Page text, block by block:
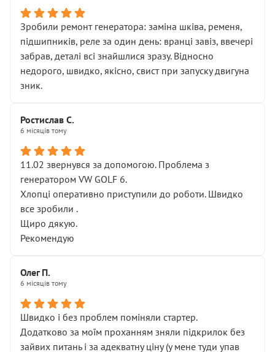
Зробили ремонт генератора: заміна шківа, ременя,
підшипників, реле за один день: вранці завіз, ввечері
забрав, деталі всі знайшлися зразу. Відносно
недорого, швидко, якісно, свист при запуску двигуна
зник.
Ростислав С.
6 місяців тому
11.02 звернувся за допомогою. Проблема з
генератором VW GOLF 6.
Хлопці оперативно приступили до роботи. Швидко
все зробили .
Щиро дякую.
Рекомендую
Олег П.
6 місяців тому
Швидко і без проблем поміняли стартер.
Додатково за моїм проханням зняли підкрилок без
зайвих питань і за адекватну ціну (у мене туди упав